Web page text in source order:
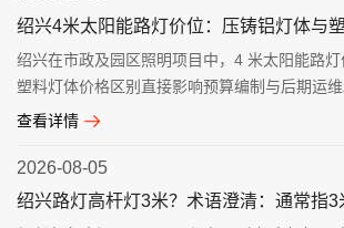
绍兴4米太阳能路灯价位：压铸铝灯体与
绍兴在市政及园区照明项目中，4 米太阳能路
塑料灯体价格区别直接影响预算编制与后期运维
查看详情
2026-08-05
绍兴路灯高杆灯3米？术语澄清：通常指